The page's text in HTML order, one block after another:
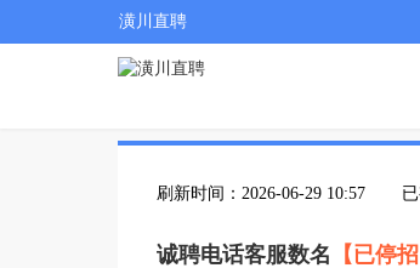
潢川直聘
刷新时间：2026-06-29 10:57
诚聘电话客服数名 【已停招